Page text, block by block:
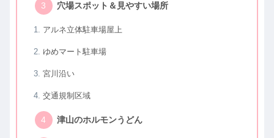
穴場スポット＆見やすい場所
アルネ立体駐車場屋上
ゆめマート駐車場
宮川沿い
交通規制区域
津山のホルモンうどん